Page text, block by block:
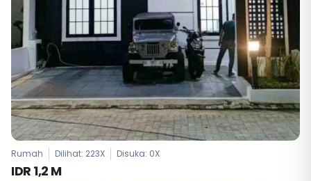
Rumah Dilihat: 223X Disuka: 0X
IDR 1,2 M